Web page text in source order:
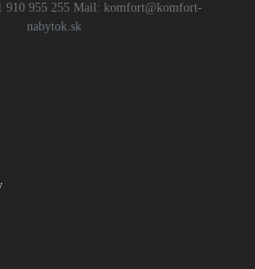
910 955 255 Mail: komfort@komfort-
nabytok.sk